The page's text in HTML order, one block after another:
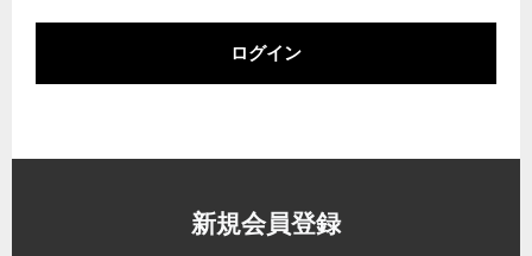
ログイン
新規会員登録